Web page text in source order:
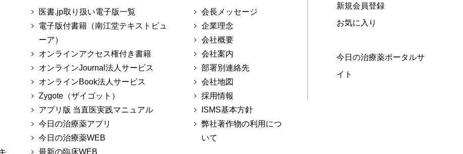
医書.jp取り扱い電子版一覧
電子版付書籍（南江堂テキストビュ
ーア）
オンラインアクセス権付き書籍
オンラインJournal法人サービス
オンラインBook法人サービス
Zygote（ザイゴット）
アプリ版 当直医実践マニュアル
今日の治療薬アプリ
今日の治療薬WEB
最新の臨床WEB
会長メッセージ
企業理念
会社概要
会社案内
部署別連絡先
会社地図
採用情報
ISMS基本方針
弊社著作物の利用につ
いて
新規会員登録
お気に入り
今日の治療薬ポータルサ
イト